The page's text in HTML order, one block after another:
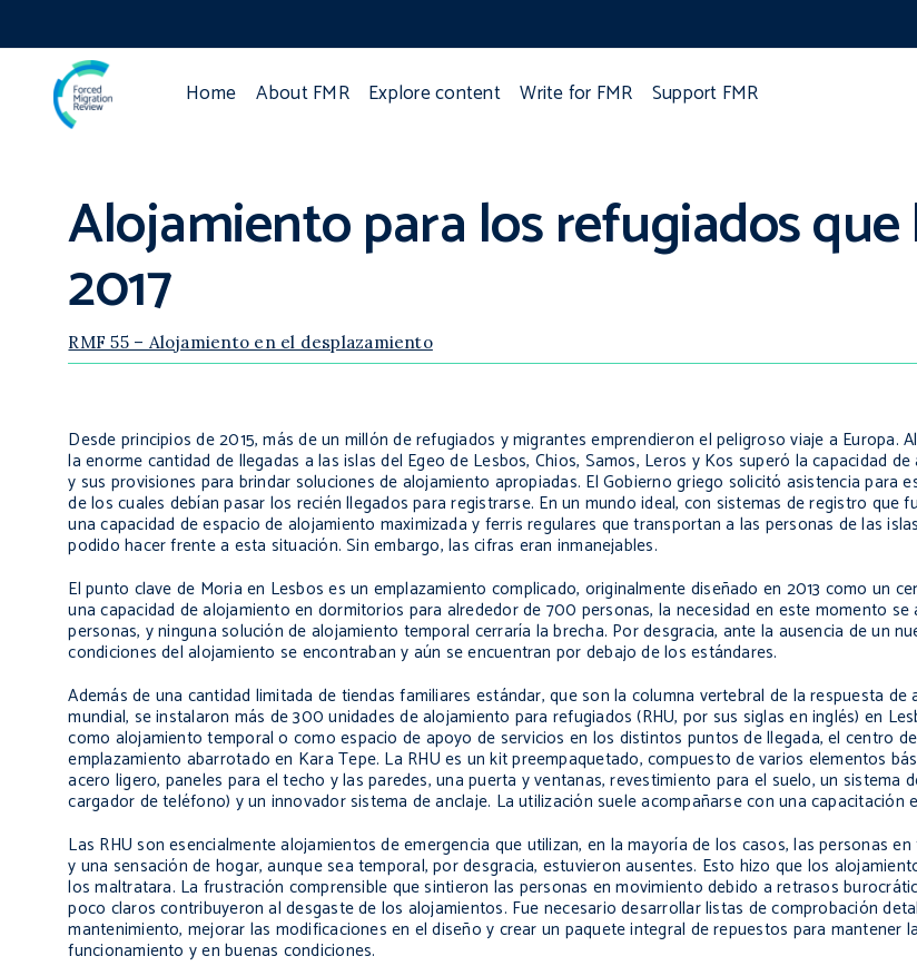
Home About FMR Explore content Write for FMR Support FMR
Alojamiento para los refugiados que
2017
RMF 55 – Alojamiento en el desplazamiento
Desde principios de 2015, más de un millón de refugiados y migrantes emprendieron el peligroso viaje a Europa.
la enorme cantidad de llegadas a las islas del Egeo de Lesbos, Chios, Samos, Leros y Kos superó la capacidad
y sus provisiones para brindar soluciones de alojamiento apropiadas. El Gobierno griego solicitó asistencia para
de los cuales debían pasar los recién llegados para registrarse. En un mundo ideal, con sistemas de registro que
una capacidad de espacio de alojamiento maximizada y ferris regulares que transportan a las personas de las
podido hacer frente a esta situación. Sin embargo, las cifras eran inmanejables.
El punto clave de Moria en Lesbos es un emplazamiento complicado, originalmente diseñado en 2013 como un
una capacidad de alojamiento en dormitorios para alrededor de 700 personas, la necesidad en este momento se
personas, y ninguna solución de alojamiento temporal cerraría la brecha. Por desgracia, ante la ausencia de un
condiciones del alojamiento se encontraban y aún se encuentran por debajo de los estándares.
Además de una cantidad limitada de tiendas familiares estándar, que son la columna vertebral de la respuesta de
mundial, se instalaron más de 300 unidades de alojamiento para refugiados (RHU, por sus siglas en inglés) en
como alojamiento temporal o como espacio de apoyo de servicios en los distintos puntos de llegada, el centro
emplazamiento abarrotado en Kara Tepe. La RHU es un kit preempaquetado, compuesto de varios elementos
acero ligero, paneles para el techo y las paredes, una puerta y ventanas, revestimiento para el suelo, un sistema
cargador de teléfono) y un innovador sistema de anclaje. La utilización suele acompañarse con una capacitación
Las RHU son esencialmente alojamientos de emergencia que utilizan, en la mayoría de los casos, las personas
y una sensación de hogar, aunque sea temporal, por desgracia, estuvieron ausentes. Esto hizo que los
los maltratara. La frustración comprensible que sintieron las personas en movimiento debido a retrasos
poco claros contribuyeron al desgaste de los alojamientos. Fue necesario desarrollar listas de comprobación
mantenimiento, mejorar las modificaciones en el diseño y crear un paquete integral de repuestos para mantener
funcionamiento y en buenas condiciones.